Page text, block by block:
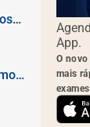
App.
O
mais